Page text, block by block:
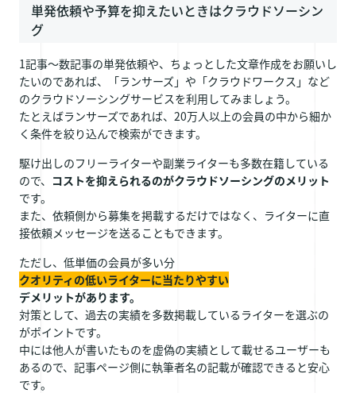
単発依頼や予算を抑えたいときはクラウドソーシン
グ
1記事〜数記事の単発依頼や、ちょっとした文章作成をお願いし
たいのであれば、「ランサーズ」や「クラウドワークス」など
のクラウドソーシングサービスを利用してみましょう。
たとえばランサーズであれば、20万人以上の会員の中から細か
く条件を絞り込んで検索ができます。
駆け出しのフリーライターや副業ライターも多数在籍している
ので、 コストを抑えられるのがクラウドソーシングのメリット
です。
また、依頼側から募集を掲載するだけではなく、ライターに直
接依頼メッセージを送ることもできます。
ただし、低単価の会員が多い分
クオリティの低いライターに当たりやすい
デメリットがあります。
対策として、過去の実績を多数掲載しているライターを選ぶの
がポイントです。
中には他人が書いたものを虚偽の実績として載せるユーザーも
あるので、記事ページ側に執筆者名の記載が確認できると安心
です。